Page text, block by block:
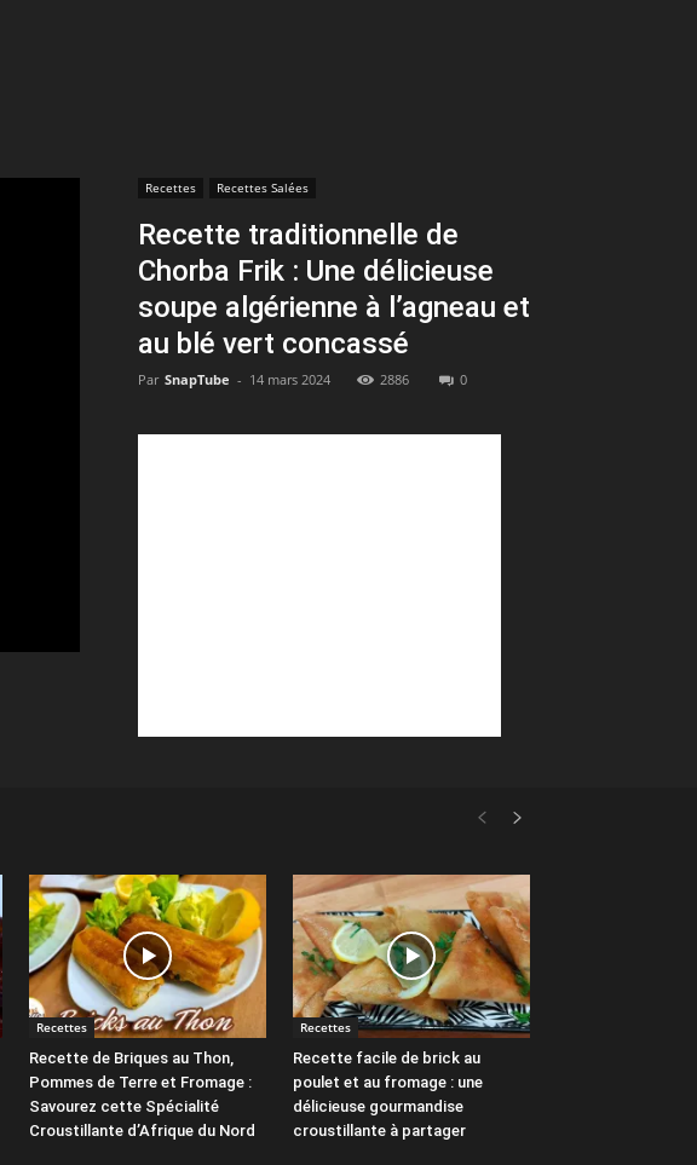
Recettes Recettes Salées
Recette traditionnelle de
Chorba Frik : Une délicieuse
soupe algérienne à l’agneau et
au blé vert concassé
Par SnapTube - 14 mars 2024 2886 0
Recettes
Recette de Briques au Thon,
Pommes de Terre et Fromage :
Savourez cette Spécialité
Croustillante d’Afrique du Nord
Recettes
Recette facile de brick au
poulet et au fromage : une
délicieuse gourmandise
croustillante à partager